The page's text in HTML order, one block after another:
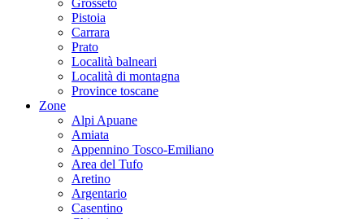
Grosseto
Pistoia
Carrara
Prato
Località balneari
Località di montagna
Province toscane
Zone
Alpi Apuane
Amiata
Appennino Tosco-Emiliano
Area del Tufo
Aretino
Argentario
Casentino